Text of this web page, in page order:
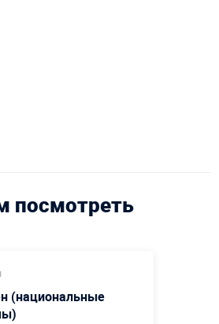
посмотреть
(национальные